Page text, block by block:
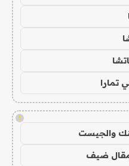
تمارا
!
والجيست